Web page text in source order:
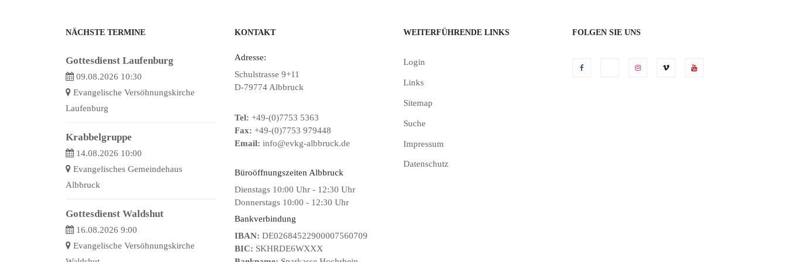
NÄCHSTE TERMINE
Gottesdienst Laufenburg
09.08.2026 10:30
Evangelische Versöhnungskirche
Laufenburg
Krabbelgruppe
14.08.2026 10:00
Evangelisches Gemeindehaus
Albbruck
Gottesdienst Waldshut
16.08.2026 9:00
Evangelische Versöhnungskirche
KONTAKT
Adresse:
Schulstrasse 9+11
D-79774 Albbruck
Tel: +49-(0)7753 5363
Fax: +49-(0)7753 979448
Email: info@evkg-albbruck.de
Büroöffnungszeiten Albbruck
Dienstags 10:00 Uhr - 12:30 Uhr
Donnerstags 10:00 - 12:30 Uhr
Bankverbindung
IBAN: DE02684522900007560709
BIC: SKHRDE6WXXX
WEITERFÜHRENDE LINKS
Login
Links
Sitemap
Suche
Impressum
Datenschutz
FOLGEN SIE UNS